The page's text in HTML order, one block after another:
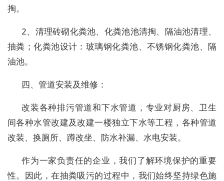
掏。
2、清理砖砌化粪池、化粪池池清掏、隔油池清理、
抽粪；化粪池设计：玻璃钢化粪池、不锈钢化粪池、隔
油池。
四、管道安装及维修：
改装各种排污管道和下水管道，专业对厨房、卫生
间各种水管改建及改建一楼独立下水等工程，各种管道
改装、换厕所、蹲改坐、防水补漏、水电安装。
作为一家负责任的企业，我们了解环境保护的重要
性。因此，在抽粪吸污的过程中，我们始终坚持绿色施